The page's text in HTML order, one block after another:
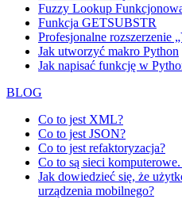
Fuzzy Lookup
Funkcja GETSUBSTR
Profesjonalne rozszerzenie
Jak utworzyć makro Python
Jak napisać funkcję w
BLOG
Co to jest XML?
Co to jest JSON?
Co to jest refaktoryzacja?
Co to są sieci
Jak dowiedzieć się, że
urządzenia mobilnego?